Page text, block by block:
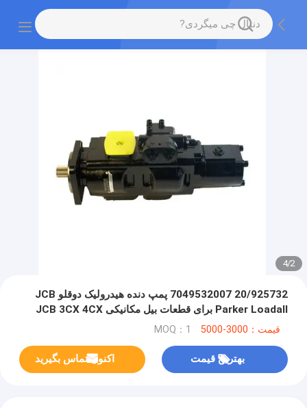
2
/
4
20/925732 7049532007 پمپ دنده هیدرولیک دوقلو JCB
Parker Loadall برای قطعات بیل مکانیکی JCB 3CX 4CX
قیمت：3000-5000 MOQ：1
بهترین قیمت اکنون تماس بگیرید